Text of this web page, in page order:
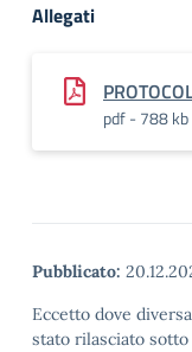
Allegati
pdf - 788 kb
Pubblicato:
Eccetto dove
stato rilasciato